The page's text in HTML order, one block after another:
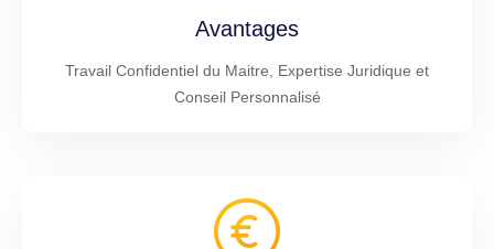
Avantages
Travail Confidentiel du Maitre, Expertise Juridique et
Conseil Personnalisé